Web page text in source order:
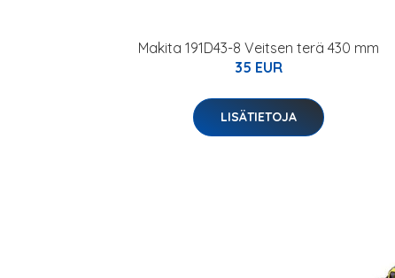
Makita 191D43-8 Veitsen terä 430 mm
35 EUR
LISÄTIETOJA